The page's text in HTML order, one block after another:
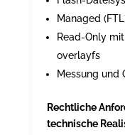
Managed
Read-Only
overlayfs
Messung und
Rechtliche
technische